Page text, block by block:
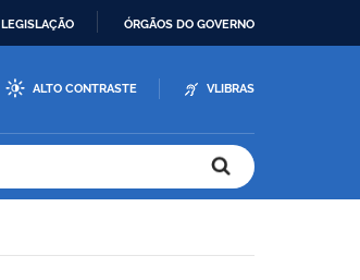
LEGISLAÇÃO ÓRGÃOS DO GOVERNO
ALTO CONTRASTE VLIBRAS